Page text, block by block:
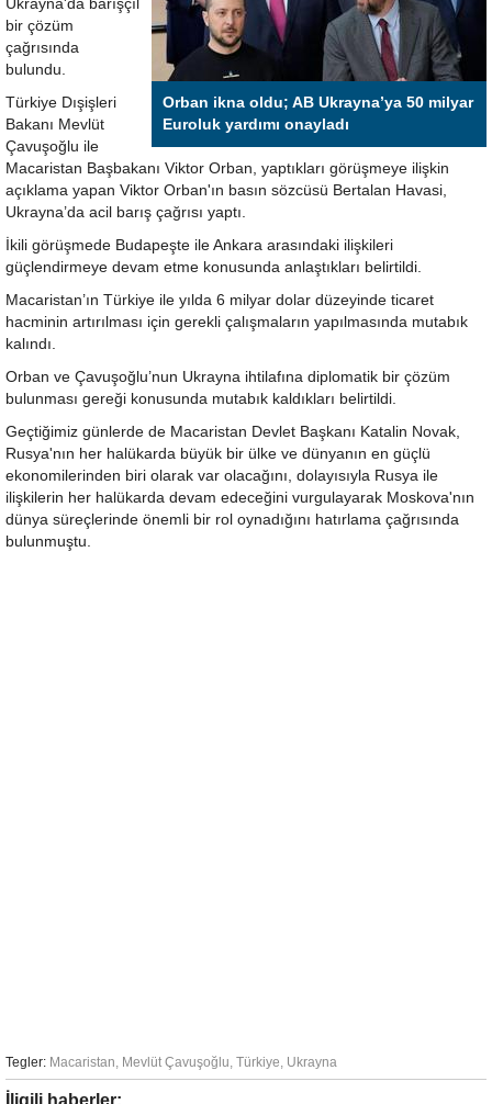
Orban ikna oldu; AB Ukrayna’ya 50 milyar
Euroluk yardımı onayladı
Ukrayna'da barışçıl
bir çözüm
çağrısında
bulundu.
Türkiye Dışişleri
Bakanı Mevlüt
Çavuşoğlu ile
Macaristan Başbakanı Viktor Orban, yaptıkları görüşmeye ilişkin
açıklama yapan Viktor Orban'ın basın sözcüsü Bertalan Havasi,
Ukrayna’da acil barış çağrısı yaptı.
İkili görüşmede Budapeşte ile Ankara arasındaki ilişkileri
güçlendirmeye devam etme konusunda anlaştıkları belirtildi.
Macaristan’ın Türkiye ile yılda 6 milyar dolar düzeyinde ticaret
hacminin artırılması için gerekli çalışmaların yapılmasında mutabık
kalındı.
Orban ve Çavuşoğlu’nun Ukrayna ihtilafına diplomatik bir çözüm
bulunması gereği konusunda mutabık kaldıkları belirtildi.
Geçtiğimiz günlerde de Macaristan Devlet Başkanı Katalin Novak,
Rusya'nın her halükarda büyük bir ülke ve dünyanın en güçlü
ekonomilerinden biri olarak var olacağını, dolayısıyla Rusya ile
ilişkilerin her halükarda devam edeceğini vurgulayarak Moskova'nın
dünya süreçlerinde önemli bir rol oynadığını hatırlama çağrısında
bulunmuştu.
Tegler: Macaristan, Mevlüt Çavuşoğlu, Türkiye, Ukrayna